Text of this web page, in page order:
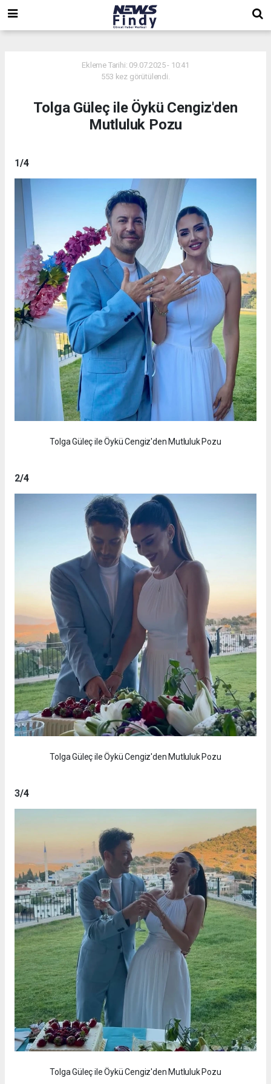
Ekleme Tarihi: 09.07.2025 - 10:41
553 kez görütülendi.
Tolga Güleç ile Öykü Cengiz'den
Mutluluk Pozu
1/4
Tolga Güleç ile Öykü Cengiz'den Mutluluk Pozu
2/4
Tolga Güleç ile Öykü Cengiz'den Mutluluk Pozu
3/4
Tolga Güleç ile Öykü Cengiz'den Mutluluk Pozu